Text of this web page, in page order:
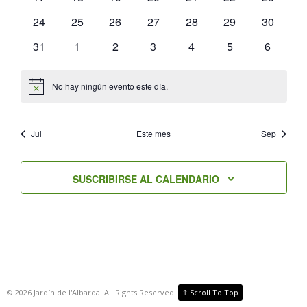
0
24
0
25
0
26
0
27
0
28
0
29
0
30
0
31
0
1
0
2
0
3
0
4
0
5
0
6
Aviso No hay ningún evento este día.
Jul Este mes Sep
SUSCRIBIRSE AL CALENDARIO
© 2026 Jardín de l'Albarda. All Rights Reserved. ↑ Scroll To Top